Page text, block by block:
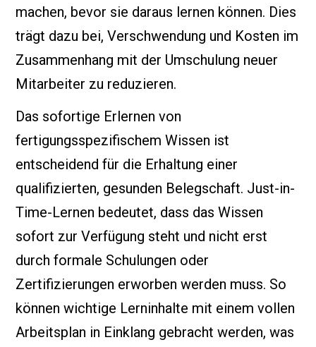
machen, bevor sie daraus lernen können. Dies
trägt dazu bei, Verschwendung und Kosten im
Zusammenhang mit der Umschulung neuer
Mitarbeiter zu reduzieren.
Das sofortige Erlernen von
fertigungsspezifischem Wissen ist
entscheidend für die Erhaltung einer
qualifizierten, gesunden Belegschaft. Just-in-
Time-Lernen bedeutet, dass das Wissen
sofort zur Verfügung steht und nicht erst
durch formale Schulungen oder
Zertifizierungen erworben werden muss. So
können wichtige Lerninhalte mit einem vollen
Arbeitsplan in Einklang gebracht werden, was